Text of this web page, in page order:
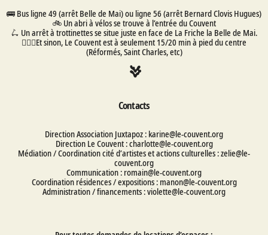
🚌 Bus ligne 49 (arrêt Belle de Mai) ou ligne 56 (arrêt Bernard Clovis Hugues)
🚲 Un abri à vélos se trouve à l’entrée du Couvent
🛴 Un arrêt à trottinettes se situe juste en face de La Friche la Belle de Mai.
🚶🏽‍♀️Et sinon, Le Couvent est à seulement 15/20 min à pied du centre
(Réformés, Saint Charles, etc)
Contacts
Direction Association Juxtapoz : karine@le-couvent.org
Direction Le Couvent : charlotte@le-couvent.org
Médiation / Coordination cité d’artistes et actions culturelles : zelie@le-
couvent.org
Communication : romain@le-couvent.org
Coordination résidences / expositions : manon@le-couvent.org
Administration / financements : violette@le-couvent.org